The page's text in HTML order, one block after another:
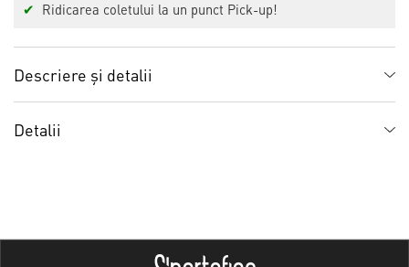
✔
Ridicarea coletului la un punct Pick-up!
Descriere și detalii
Detalii